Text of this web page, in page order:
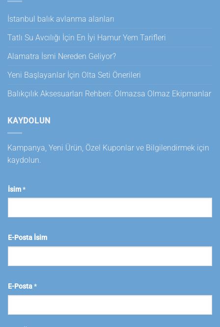
İstanbul balık avlanma alanları
Tatlı Su Avcılığı İçin En İyi Hamur Yem Tarifleri
Alamatra İsmi Nereden Geliyor?
Yeni Başlayanlar İçin Olta Seti Önerileri
Balıkçılık Aksesuarları Rehberi: Olmazsa Olmaz Ekipmanlar
KAYDOLUN
Kampanya, Yeni Ürün, Özel Kuponlar ve Bilgilendirmek için
kaydolun.
İsim*
E-Posta İsim
E-Posta*